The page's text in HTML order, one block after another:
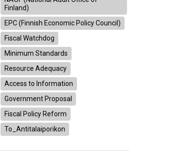
Finland)
EPC (Finnish Economic Policy Council)
Fiscal Watchdog
Minimum Standards
Resource Adequacy
Access to Information
Government Proposal
Fiscal Policy Reform
To_Antitalaiporikon